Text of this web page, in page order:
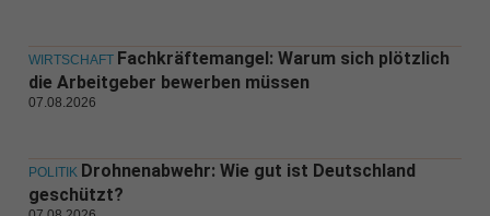
WIRTSCHAFT Fachkräftemangel: Warum sich plötzlich
die Arbeitgeber bewerben müssen
07.08.2026
POLITIK Drohnenabwehr: Wie gut ist Deutschland
geschützt?